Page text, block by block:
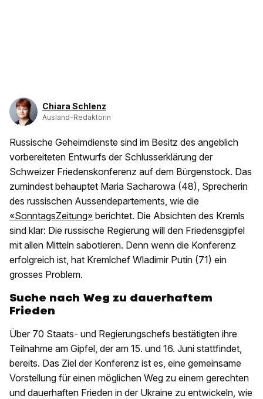
Chiara Schlenz
Ausland-Redaktorin
Russische Geheimdienste sind im Besitz des angeblich
vorbereiteten Entwurfs der Schlusserklärung der
Schweizer Friedenskonferenz auf dem Bürgenstock. Das
zumindest behauptet Maria Sacharowa (48), Sprecherin
des russischen Aussendepartements, wie die
«SonntagsZeitung» berichtet. Die Absichten des Kremls
sind klar: Die russische Regierung will den Friedensgipfel
mit allen Mitteln sabotieren. Denn wenn die Konferenz
erfolgreich ist, hat Kremlchef Wladimir Putin (71) ein
grosses Problem.
Suche nach Weg zu dauerhaftem
Frieden
Über 70 Staats- und Regierungschefs bestätigten ihre
Teilnahme am Gipfel, der am 15. und 16. Juni stattfindet,
bereits. Das Ziel der Konferenz ist es, eine gemeinsame
Vorstellung für einen möglichen Weg zu einem gerechten
und dauerhaften Frieden in der Ukraine zu entwickeln, wie